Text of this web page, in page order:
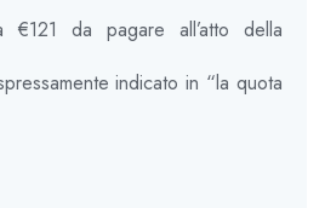
€121 da pagare all’atto della
indicato in “la quota